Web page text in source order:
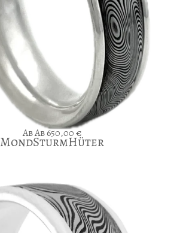
Ab650,00€
MondSturmHüter